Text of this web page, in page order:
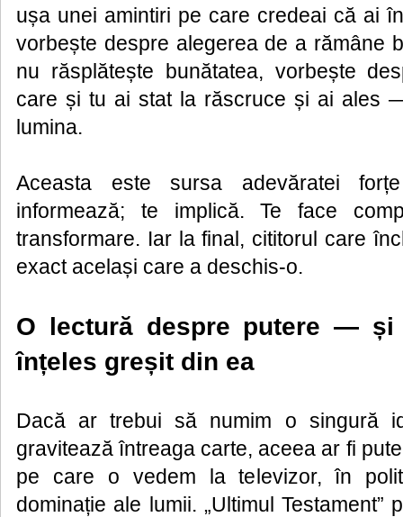
ușa unei amintiri pe care credeai că ai
vorbește despre alegerea de a rămâne
nu răsplătește bunătatea, vorbește
care și tu ai stat la răscruce și ai
lumina.
Aceasta este sursa adevăratei
informează; te implică. Te face
transformare. Iar la final, cititorul care
exact același care a deschis-o.
O lectură despre putere — și
înțeles greșit din ea
Dacă ar trebui să numim o singură
gravitează întreaga carte, aceea ar fi
pe care o vedem la televizor, în
dominație ale lumii. „Ultimul Testament”